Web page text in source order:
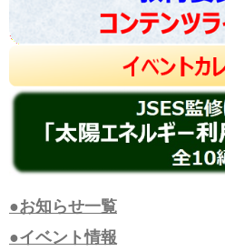
●お知らせ一覧
●イベント情報